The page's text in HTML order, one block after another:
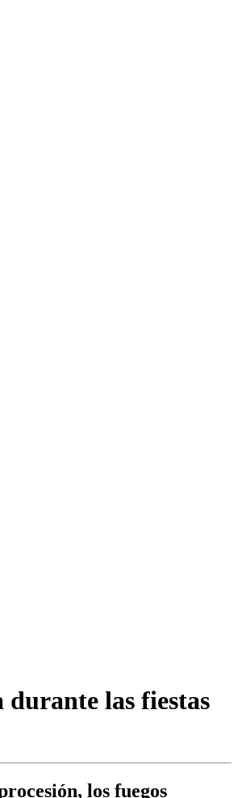
las fiestas
los fuegos